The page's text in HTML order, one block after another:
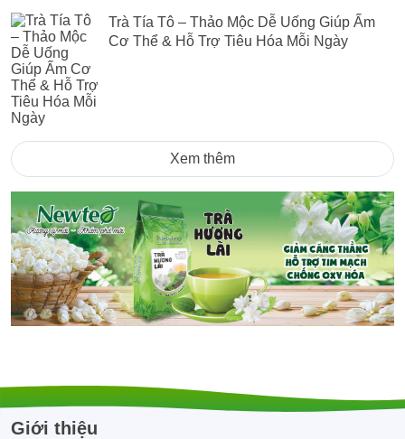
Quý công ty, Quán ăn nhà hàng khách
sạn, đại lý, CTV có nhu cầu đặt số lượng
lớn vui lòng liên hệ Hotline/Zalo:
Trà Tía Tô – Thảo Mộc Dễ Uống Giúp Ấm
Cơ Thể & Hỗ Trợ Tiêu Hóa Mỗi Ngày
Xem thêm
Giới thiệu